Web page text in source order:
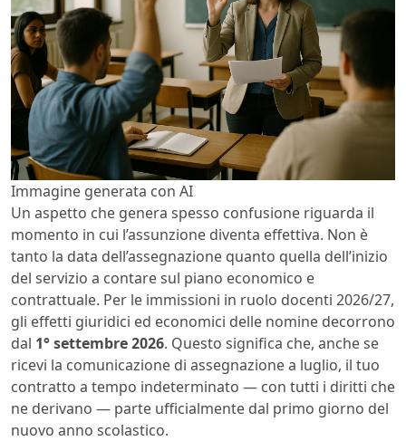
Immagine generata con AI
Un aspetto che genera spesso confusione riguarda il
momento in cui l’assunzione diventa effettiva. Non è
tanto la data dell’assegnazione quanto quella dell’inizio
del servizio a contare sul piano economico e
contrattuale. Per le immissioni in ruolo docenti 2026/27,
gli effetti giuridici ed economici delle nomine decorrono
dal 1° settembre 2026. Questo significa che, anche se
ricevi la comunicazione di assegnazione a luglio, il tuo
contratto a tempo indeterminato — con tutti i diritti che
ne derivano — parte ufficialmente dal primo giorno del
nuovo anno scolastico.